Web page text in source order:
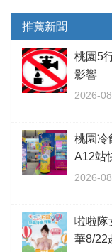
推薦新聞
桃園5
影響
2026-
桃園冷
A12站
2026-
啦啦
華8/22